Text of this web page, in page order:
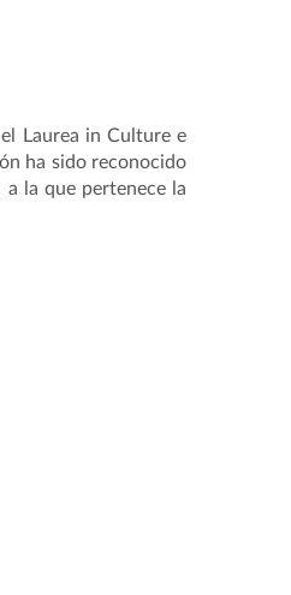
Laurea in Culture e
ha sido reconocido
la que pertenece la